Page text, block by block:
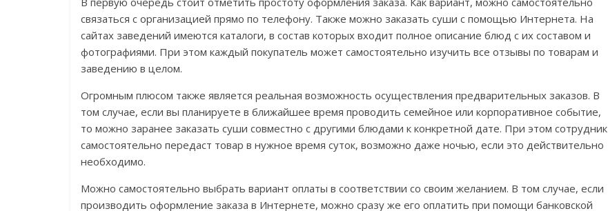
связаться с организацией прямо по телефону. Также можно заказать суши с помощью Интернета. На
сайтах заведений имеются каталоги, в состав которых входит полное описание блюд с их составом и
фотографиями. При этом каждый покупатель может самостоятельно изучить все отзывы по товарам и
заведению в целом.
Огромным плюсом также является реальная возможность осуществления предварительных заказов. В
том случае, если вы планируете в ближайшее время проводить семейное или корпоративное событие,
то можно заранее заказать суши совместно с другими блюдами к конкретной дате. При этом сотрудник
самостоятельно передаст товар в нужное время суток, возможно даже ночью, если это действительно
необходимо.
Можно самостоятельно выбрать вариант оплаты в соответствии со своим желанием. В том случае, если
производить оформление заказа в Интернете, можно сразу же его оплатить при помощи банковской